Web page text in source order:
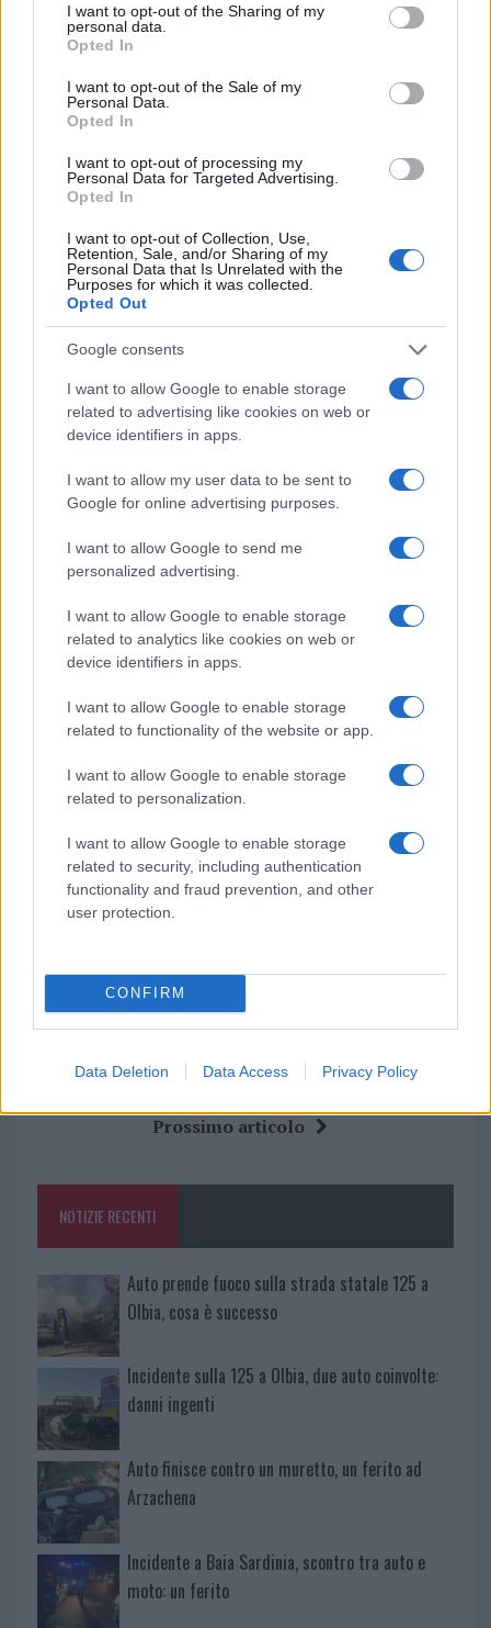
not limited to your visit or usage behaviour. You may click to
grant or deny consent to Google and its third-party tags to
use your data for below specified purposes in below Google
consent section.
I want to opt-out of the Sharing of my
personal data.
Opted In
I want to opt-out of the Sale of my
Personal Data.
Opted In
I want to opt-out of processing my
Personal Data for Targeted Advertising.
Opted In
I want to opt-out of Collection, Use,
Retention, Sale, and/or Sharing of my
Personal Data that Is Unrelated with the
Purposes for which it was collected.
Opted Out
Google consents
I want to allow Google to enable storage
related to advertising like cookies on web or
device identifiers in apps.
I want to allow my user data to be sent to
Google for online advertising purposes.
I want to allow Google to send me
personalized advertising.
I want to allow Google to enable storage
related to analytics like cookies on web or
device identifiers in apps.
I want to allow Google to enable storage
related to functionality of the website or app.
I want to allow Google to enable storage
related to personalization.
I want to allow Google to enable storage
related to security, including authentication
functionality and fraud prevention, and other
user protection.
CONFIRM
Data Deletion Data Access Privacy Policy
TEMI: Calcio Coronavirus Figc
i tuoi video e le tue foto
Su WhatsApp al numero +39
345 356 7512
Notizie in tempo reale?
Entra nel canale telegram di
GalluraOggi.it
Ricevi le nostre ultime news
daGoogle News
Condividi l'articolo
F
a
b
o
k
T
w
te
Pi
n
te
re
W
h
s
p
S
h
re
Prossimo articolo
NOTIZIE RECENTI
Auto prende fuoco sulla strada statale 125 a
Olbia, cosa è successo
Incidente sulla 125 a Olbia, due auto coinvolte:
danni ingenti
Auto finisce contro un muretto, un ferito ad
Arzachena
Incidente a Baia Sardinia, scontro tra auto e
moto: un ferito